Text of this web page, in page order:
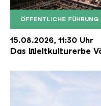
ÖFFENTLICHE FÜHRUNG
Der
Copyright:
15.08.2026, 11:30 Uhr
Das Weltkulturerbe